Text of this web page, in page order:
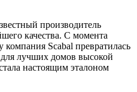
производитель
качества. С момента
компания Scabal превратилась
лучших домов высокой
настоящим эталоном